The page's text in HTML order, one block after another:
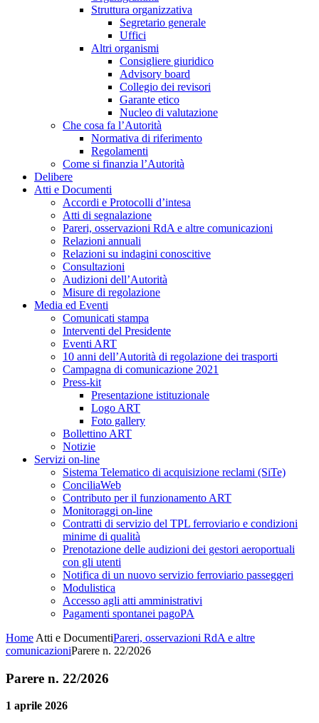
Struttura organizzativa
Segretario generale
Uffici
Altri organismi
Consigliere giuridico
Advisory board
Collegio dei revisori
Garante etico
Nucleo di valutazione
Che cosa fa l’Autorità
Normativa di riferimento
Regolamenti
Come si finanzia l’Autorità
Delibere
Atti e Documenti
Accordi e Protocolli d’intesa
Atti di segnalazione
Pareri, osservazioni RdA e altre comunicazioni
Relazioni annuali
Relazioni su indagini conoscitive
Consultazioni
Audizioni dell’Autorità
Misure di regolazione
Media ed Eventi
Comunicati stampa
Interventi del Presidente
Eventi ART
10 anni dell’Autorità di regolazione dei trasporti
Campagna di comunicazione 2021
Press-kit
Presentazione istituzionale
Logo ART
Foto gallery
Bollettino ART
Notizie
Servizi on-line
Sistema Telematico di acquisizione reclami (SiTe)
ConciliaWeb
Contributo per il funzionamento ART
Monitoraggi on-line
Contratti di servizio del TPL ferroviario e condizioni
minime di qualità
Prenotazione delle audizioni dei gestori aeroportuali
con gli utenti
Notifica di un nuovo servizio ferroviario passeggeri
Modulistica
Accesso agli atti amministrativi
Pagamenti spontanei pagoPA
Home Atti e DocumentiPareri, osservazioni RdA e altre
comunicazioniParere n. 22/2026
Parere n. 22/2026
1 aprile 2026